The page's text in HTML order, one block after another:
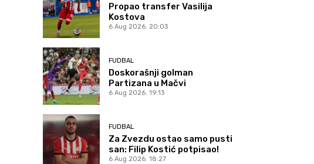
Propao transfer Vasilija
Kostova
6 Aug 2026. 20:03
FUDBAL
Doskorašnji golman
Partizana u Mačvi
6 Aug 2026. 19:13
FUDBAL
Za Zvezdu ostao samo pusti
san: Filip Kostić potpisao!
6 Aug 2026. 18:27